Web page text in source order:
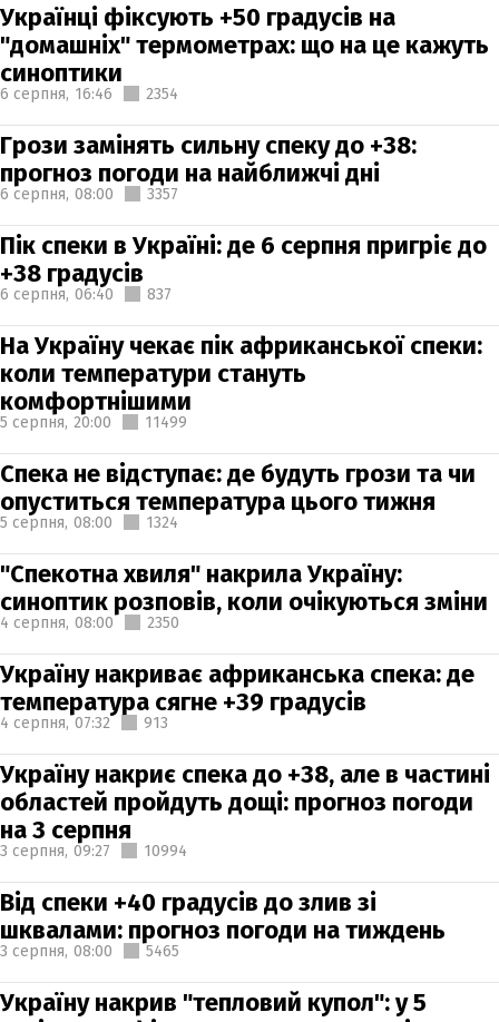
Українці фіксують +50 градусів на
"домашніх" термометрах: що на це кажуть
синоптики
6 серпня, 16:46 2354
Грози замінять сильну спеку до +38:
прогноз погоди на найближчі дні
6 серпня, 08:00 3357
Пік спеки в Україні: де 6 серпня пригріє до
+38 градусів
6 серпня, 06:40 837
На Україну чекає пік африканської спеки:
коли температури стануть
комфортнішими
5 серпня, 20:00 11499
Спека не відступає: де будуть грози та чи
опуститься температура цього тижня
5 серпня, 08:00 1324
"Спекотна хвиля" накрила Україну:
синоптик розповів, коли очікуються зміни
4 серпня, 08:00 2350
Україну накриває африканська спека: де
температура сягне +39 градусів
4 серпня, 07:32 913
Україну накриє спека до +38, але в частині
областей пройдуть дощі: прогноз погоди
на 3 серпня
3 серпня, 09:27 10994
Від спеки +40 градусів до злив зі
шквалами: прогноз погоди на тиждень
3 серпня, 08:00 5465
Україну накрив "тепловий купол": у 5